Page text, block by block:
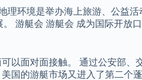
环境是举办海上旅游、公益
游艇会 游艇会 成为国际开放
以面对面接触。 通过公安部、
国的游艇市场又进入了第二个